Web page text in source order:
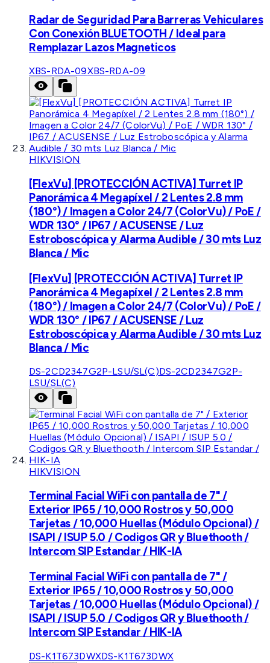
Radar de Seguridad Para Barreras Vehiculares
Con Conexión BLUETOOTH / Ideal para
Remplazar Lazos Magneticos
XBS-RDA-09XBS-RDA-09
HIKVISION
[FlexVu] [PROTECCIÓN ACTIVA] Turret IP
Panorámica 4 Megapíxel / 2 Lentes 2.8 mm
(180°) / Imagen a Color 24/7 (ColorVu) / PoE /
WDR 130° / IP67 / ACUSENSE / Luz
Estroboscópica y Alarma Audible / 30 mts Luz
Blanca / Mic
[FlexVu] [PROTECCIÓN ACTIVA] Turret IP
Panorámica 4 Megapíxel / 2 Lentes 2.8 mm
(180°) / Imagen a Color 24/7 (ColorVu) / PoE /
WDR 130° / IP67 / ACUSENSE / Luz
Estroboscópica y Alarma Audible / 30 mts Luz
Blanca / Mic
DS-2CD2347G2P-LSU/SL(C)DS-2CD2347G2P-
LSU/SL(C)
HIKVISION
Terminal Facial WiFi con pantalla de 7" /
Exterior IP65 / 10,000 Rostros y 50,000
Tarjetas / 10,000 Huellas (Módulo Opcional) /
ISAPI / ISUP 5.0 / Codigos QR y Bluethooth /
Intercom SIP Estandar / HIK-IA
Terminal Facial WiFi con pantalla de 7" /
Exterior IP65 / 10,000 Rostros y 50,000
Tarjetas / 10,000 Huellas (Módulo Opcional) /
ISAPI / ISUP 5.0 / Codigos QR y Bluethooth /
Intercom SIP Estandar / HIK-IA
DS-K1T673DWXDS-K1T673DWX